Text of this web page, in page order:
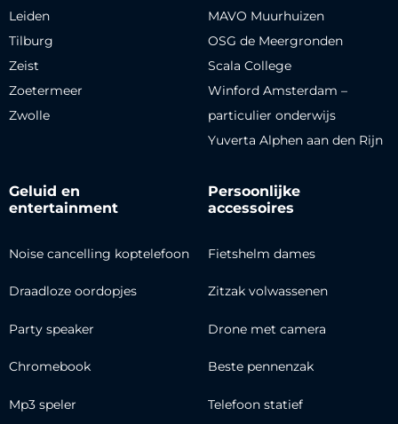
Leiden
Tilburg
Zeist
Zoetermeer
Zwolle
MAVO Muurhuizen
OSG de Meergronden
Scala College
Winford Amsterdam –
particulier onderwijs
Yuverta Alphen aan den Rijn
Geluid en
entertainment
Noise cancelling koptelefoon
Draadloze oordopjes
Party speaker
Chromebook
Mp3 speler
Persoonlijke
accessoires
Fietshelm dames
Zitzak volwassenen
Drone met camera
Beste pennenzak
Telefoon statief